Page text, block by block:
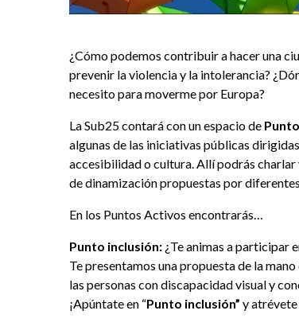
¿Cómo podemos contribuir a hacer una
prevenir la violencia y la intolerancia?
necesito para moverme por Europa?
La Sub25 contará con un espacio de
algunas de las iniciativas públicas
accesibilidad o cultura. Allí podrás
de dinamización propuestas por
En los Puntos Activos encontrarás…
Punto inclusión: ¿Te animas a participar
Te presentamos una propuesta de la mano
las personas con discapacidad visual y
¡Apúntate en “Punto inclusión” y